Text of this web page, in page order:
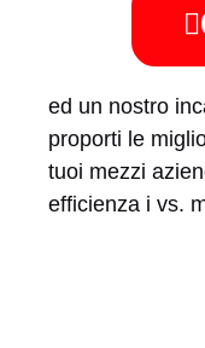
ed un nostro
proporti le
tuoi mezzi
efficienza i vs.